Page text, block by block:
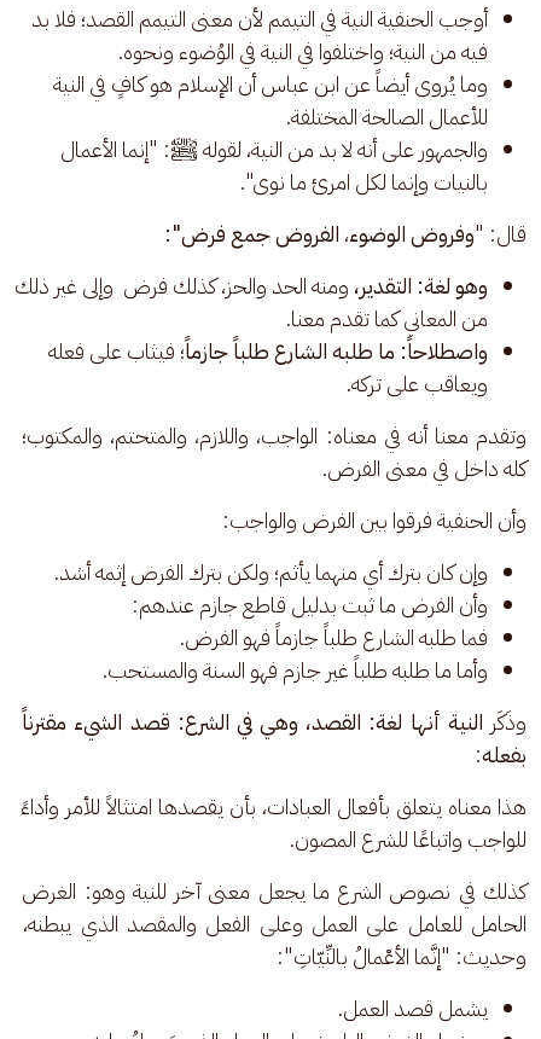
أوجب الحنفية النية في التيمم لأن معنى التيمم القصد؛ فلا بد
فيه من النية؛ واختلفوا في النية في الوُضوء ونحوه.
وما يُروى أيضاً عن ابن عباس أن الإسلام هو كافٍ في النية
للأعمال الصالحة المختلفة.
والجمهور على أنه لا بد من النية، لقوله ﷺ: "إنما الأعمال
بالنيات وإنما لكل امرئ ما نوى".
قال: "وفروض الوضوء، الفروض جمع فرض":
وهو لغة: التقدير، ومنه الحد والحز، كذلك فرض وإلى غير ذلك
من المعاني كما تقدم معنا.
واصطلاحاً: ما طلبه الشارع طلباً جازماً؛ فيثاب على فعله
ويعاقب على تركه.
وتقدم معنا أنه في معناه: الواجب، واللازم، والمتحتم، والمكتوب؛
كله داخل في معنى الفرض.
وأن الحنفية فرقوا بين الفرض والواجب:
وإن كان بترك أي منهما يأثم؛ ولكن بترك الفرض إثمه أشد.
وأن الفرض ما ثبت بدليل قاطع جازم عندهم:
فما طلبه الشارع طلباً جازماً فهو الفرض.
وأما ما طلبه طلباً غير جازم فهو السنة والمستحب.
وذَكَر النية أنها لغة: القصد، وهي في الشرع: قصد الشيء مقترناً
بفعله:
هذا معناه يتعلق بأفعال العبادات، بأن يقصدها امتثالاً للأمر وأداءً
للواجب واتباعًا للشرع المصون.
كذلك في نصوص الشرع ما يجعل معنى آخر للنية وهو: الغرض
الحامل للعامل على العمل وعلى الفعل والمقصد الذي يبطنه،
وحديث: "إنَّما الأعْمالُ بالنِّيّاتِ":
يشمل قصد العمل.